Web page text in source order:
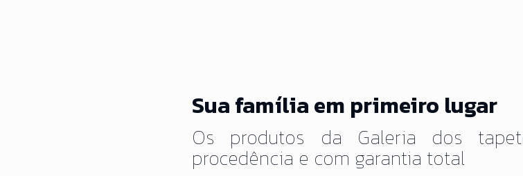
Sua família em primeiro lugar
Os produtos da Galeria dos
procedência e com garantia total